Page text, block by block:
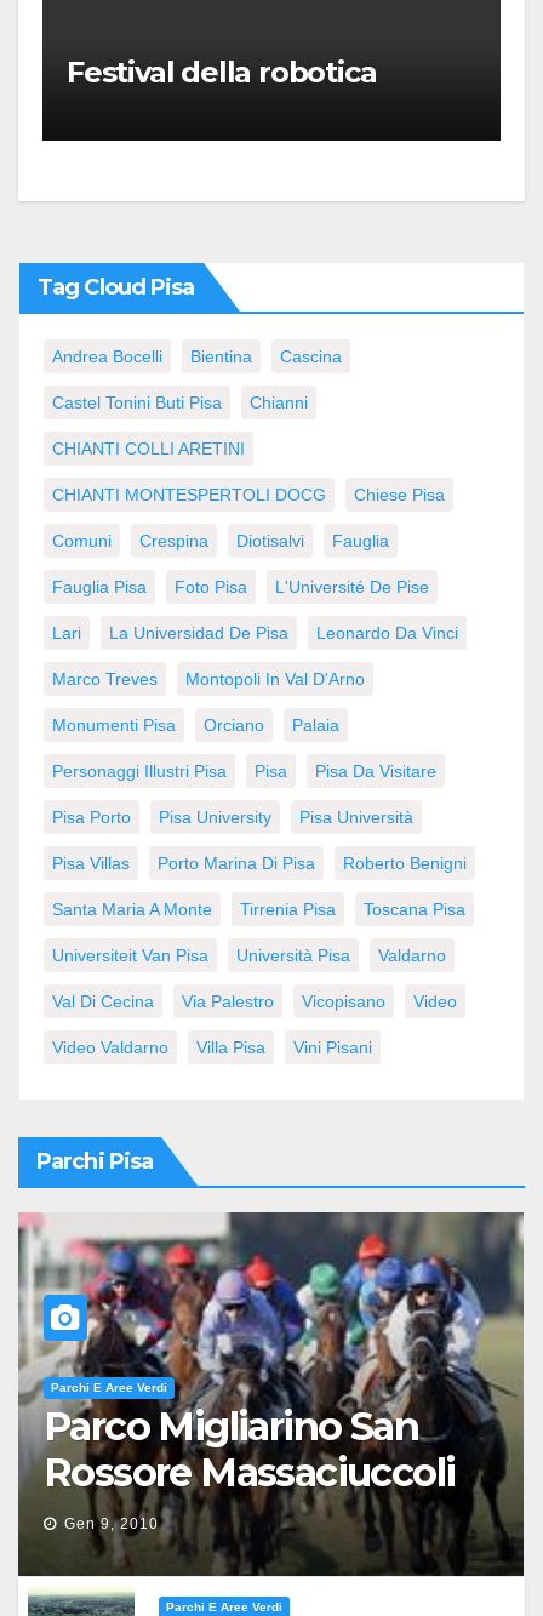
Festival della robotica
Tag Cloud Pisa
Andrea Bocelli Bientina Cascina
Castel Tonini Buti Pisa Chianni
CHIANTI COLLI ARETINI
CHIANTI MONTESPERTOLI DOCG Chiese Pisa
Comuni Crespina Diotisalvi Fauglia
Fauglia Pisa Foto Pisa L'Université De Pise
Lari La Universidad De Pisa Leonardo Da Vinci
Marco Treves Montopoli In Val D'Arno
Monumenti Pisa Orciano Palaia
Personaggi Illustri Pisa Pisa Pisa Da Visitare
Pisa Porto Pisa University Pisa Università
Pisa Villas Porto Marina Di Pisa Roberto Benigni
Santa Maria A Monte Tirrenia Pisa Toscana Pisa
Universiteit Van Pisa Università Pisa Valdarno
Val Di Cecina Via Palestro Vicopisano Video
Video Valdarno Villa Pisa Vini Pisani
Parchi Pisa
Parchi E Aree Verdi
Parco Migliarino San
Rossore Massaciuccoli
Gen 9, 2010
Parchi E Aree Verdi